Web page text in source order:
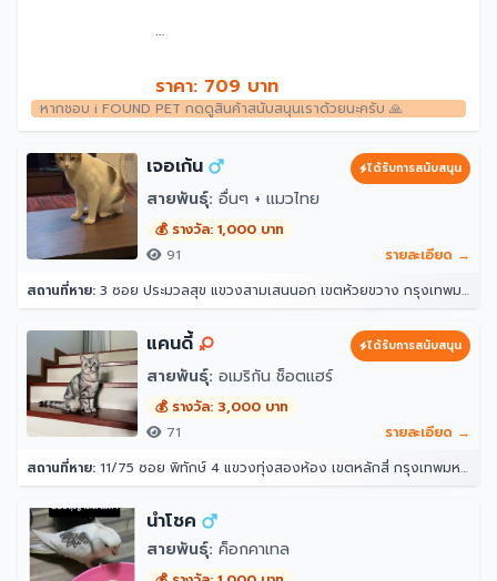
ราคา: 709 บาท
หากชอบ i FOUND PET กดดูสินค้าสนับสนุนเราด้วยนะครับ 🙏
เจอเก้น ได้รับการสนับสนุน
สายพันธุ์: อื่นๆ + แมวไทย
💰 รางวัล: 1,000 บาท
91
รายละเอียด →
สถานที่หาย: 3 ซอย ประมวลสุข แขวงสามเสนนอก เขตห้วยขวาง กรุงเทพมหานคร 10320
แคนดี้ ได้รับการสนับสนุน
สายพันธุ์: อเมริกัน ช็อตแฮร์
💰 รางวัล: 3,000 บาท
71
รายละเอียด →
สถานที่หาย: 11/75 ซอย พิทักษ์ 4 แขวงทุ่งสองห้อง เขตหลักสี่ กรุงเทพมหานคร 10210
นำโชค
สายพันธุ์: ค็อกคาเทล